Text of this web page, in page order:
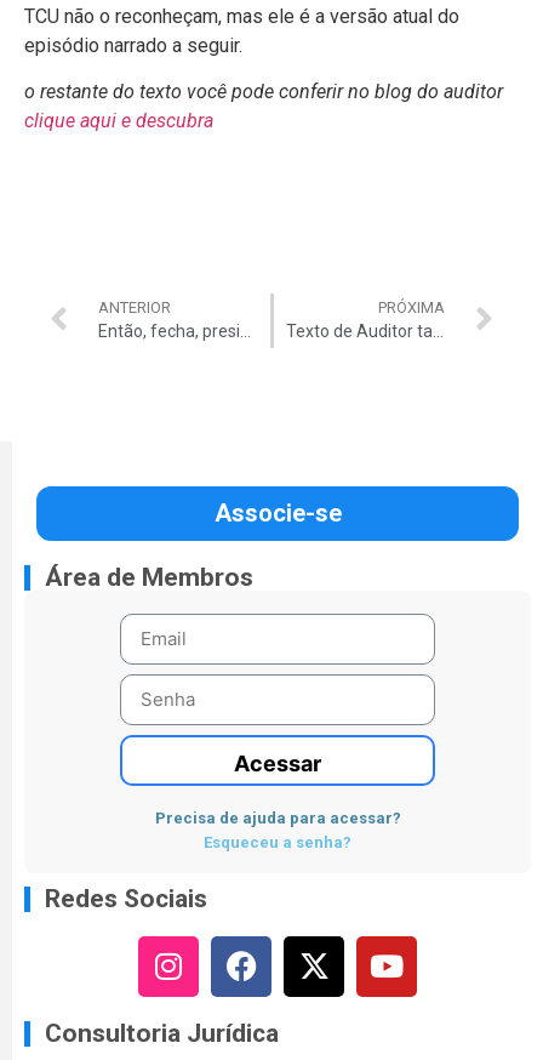
TCU não o reconheçam, mas ele é a versão atual do
episódio narrado a seguir.
o restante do texto você pode conferir no blog do auditor
clique aqui e descubra
ANTERIOR
Então, fecha, presidente! ::
PRÓXIMA
Texto de Auditor também sai na Mídia –
Associe-se
Área de Membros
Acessar
Precisa de ajuda para acessar?
Esqueceu a senha?
Redes Sociais
Consultoria Jurídica